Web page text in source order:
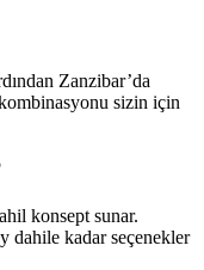
Zanzibar’da
sizin için
konsept sunar.
dahile kadar seçenekler